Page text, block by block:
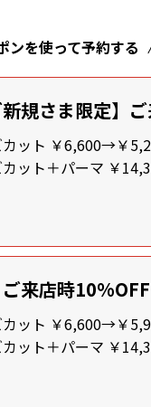
ンを使って予約する
新規さま限定】
カット ￥6,600→￥
カット＋パーマ ￥
ご来店時10%OFF
カット ￥6,600→￥
カット＋パーマ ￥